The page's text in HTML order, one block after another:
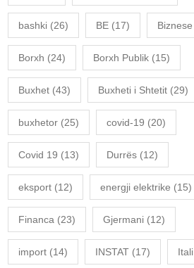
bashki (26) BE (17) Biznese
Borxh (24) Borxh Publik (15)
Buxhet (43) Buxheti i Shtetit (29)
buxhetor (25) covid-19 (20)
Covid 19 (13) Durrës (12)
eksport (12) energji elektrike (15)
Financa (23) Gjermani (12)
import (14) INSTAT (17) Itali